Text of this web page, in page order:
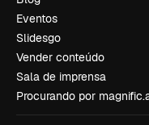
Eventos
Slidesgo
Vender conteúdo
Sala de imprensa
Procurando por